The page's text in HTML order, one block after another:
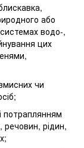
або
системах водо-,
цих
чи
потраплянням
речовин, рідин,